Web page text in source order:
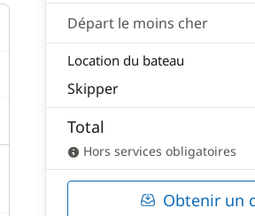
Départ le moins cher
Location du bateau
Skipper
Total
Hors services obligatoires
Obtenir un